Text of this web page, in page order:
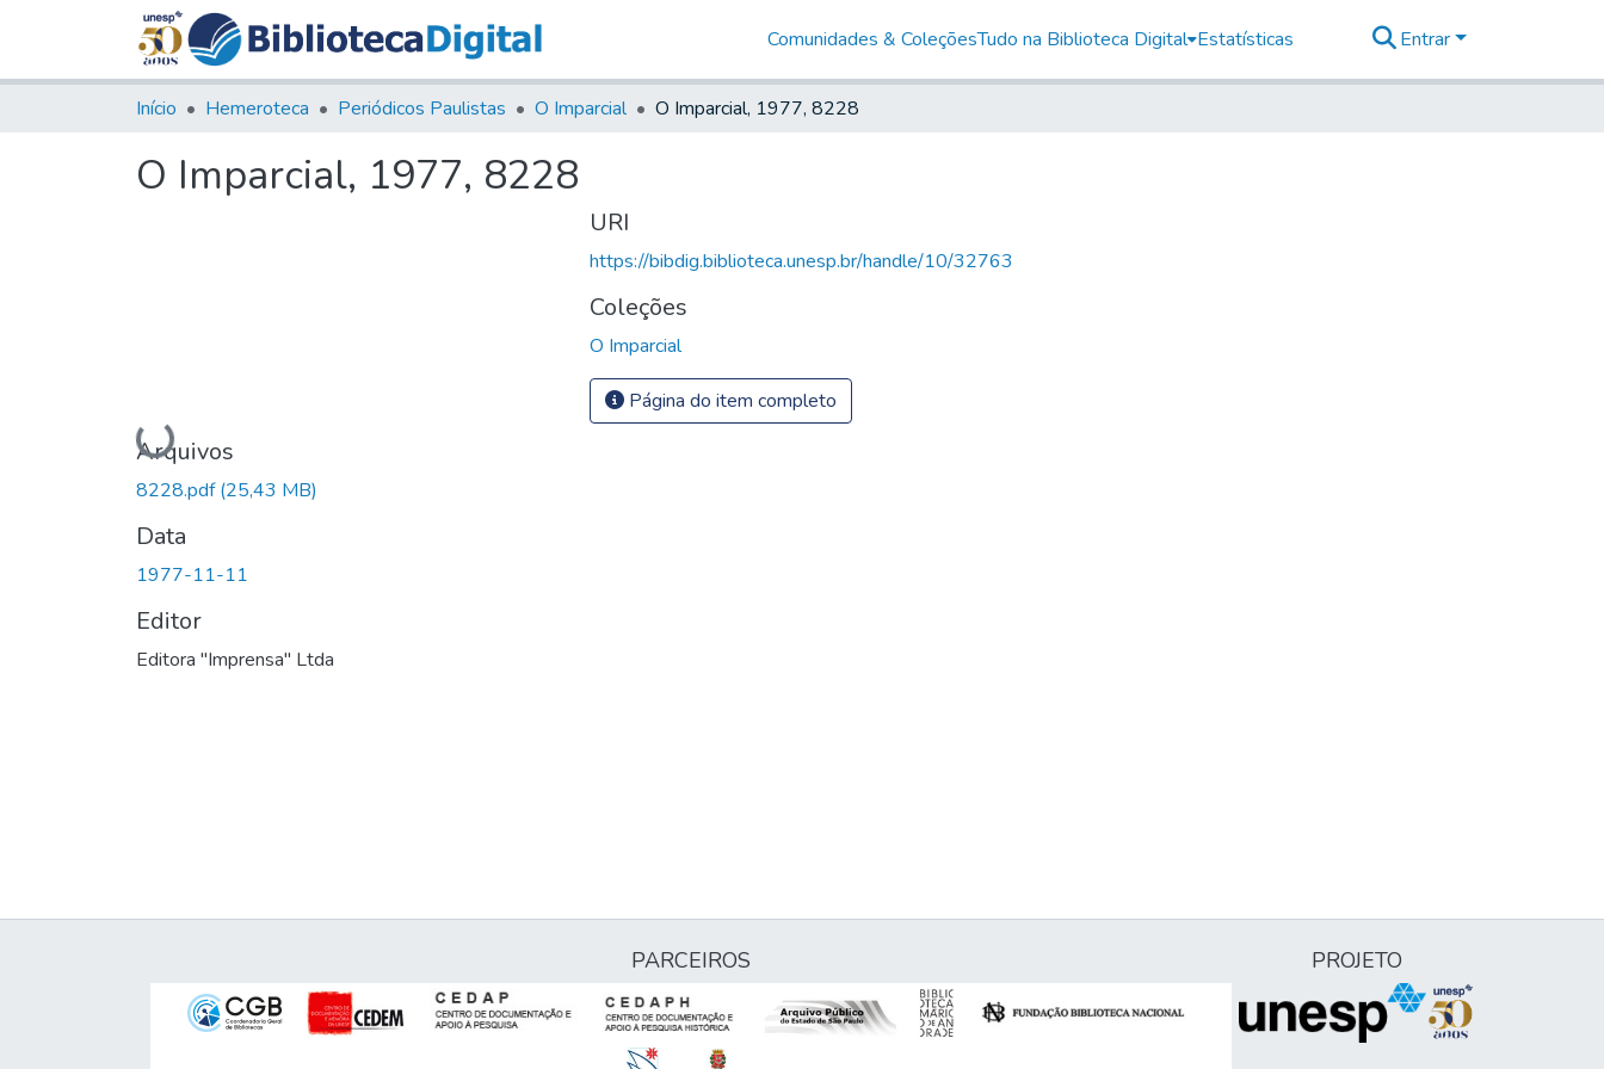
Comunidades & ColeçõesTudo na Biblioteca Digital Estatísticas Entrar
Início Hemeroteca Periódicos Paulistas O Imparcial O Imparcial, 1977, 8228
O Imparcial, 1977, 8228
Carregando...
Arquivos
8228.pdf(25,43 MB)
Data
1977-11-11
Editor
Editora "Imprensa" Ltda
URI
https://bibdig.biblioteca.unesp.br/handle/10/32763
Coleções
O Imparcial
Página do item completo
PARCEIROS PROJETO